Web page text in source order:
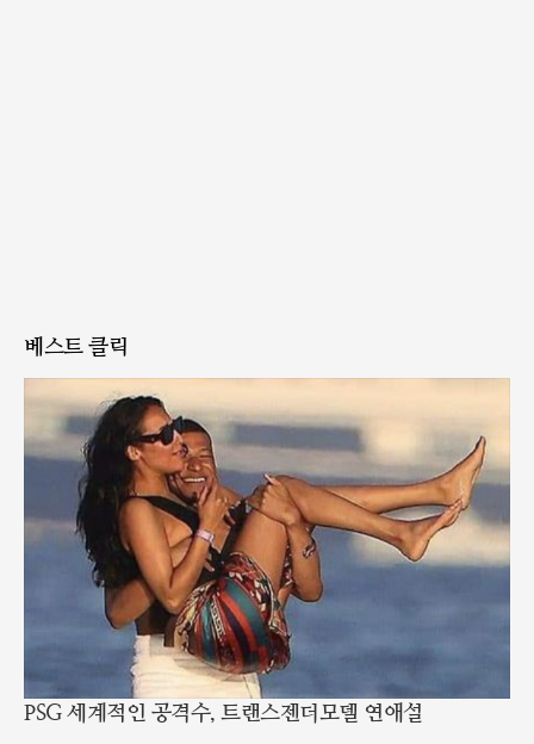
베스트 클릭
PSG 세계적인 공격수, 트랜스젠더모델 연애설